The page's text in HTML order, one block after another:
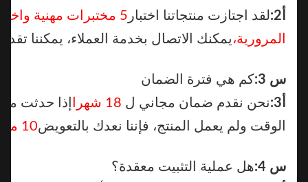
لقد اجتازت منتجاتنا اختبار 5 مختبرات مهنية واختبار
المرورية،يمكنك الاتصال بخدمة العملاء، يمكننا تقديم
كم هي فترة الضمان
نحن نقدم ضمان مجاني ل 18 شهرا
إذا حدثت مشكلة
الوقت ولم يعمل المنتج، فإننا نعدك بالتعويض10 مرات
هل عملية التثبيت معقدة؟